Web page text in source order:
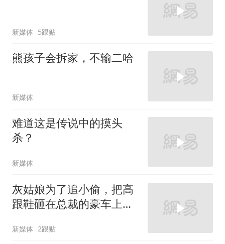
新媒体 5跟贴
熊孩子会拆家，不输二哈
新媒体
难道这是传说中的摸头
杀？
新媒体
灰姑娘为了追小偷，把高
跟鞋砸在总裁的豪车上，
新媒体 2跟贴